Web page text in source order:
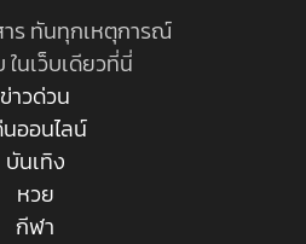
าร ทันทุกเหตุการณ์
ในเว็บเดียวที่นี่
ข่าวด่วน
นออนไลน์
บันเทิง
หวย
กีฬา